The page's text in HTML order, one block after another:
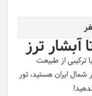
آبشار ترز
ترکیبی از طبیعت
ایران هستید، تور
!